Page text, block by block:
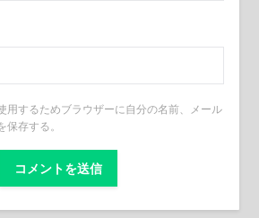
用するためブラウザーに自分の名前、メール
存する。